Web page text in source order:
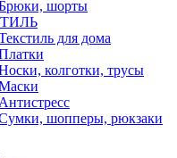
шорты
для дома
колготки, трусы
Антистресс
шопперы, рюкзаки